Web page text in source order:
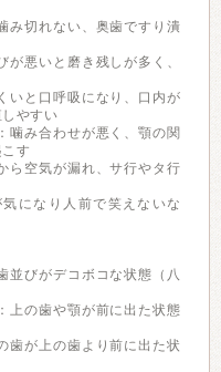
み切れない、奥歯ですり潰
が悪いと磨き残しが多く、
いと口呼吸になり、口内が
やすい
噛み合わせが悪く、顎の関
す
ら空気が漏れ、サ行やタ行
になり人前で笑えないな
並びがデコボコな状態（八
上の歯や顎が前に出た状態
歯が上の歯より前に出た状